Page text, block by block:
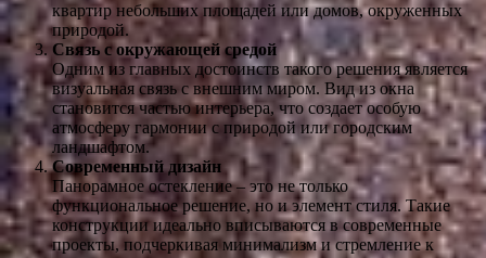
квартир небольших площадей или домов, окруженных
природой.
Связь с окружающей средой
Одним из главных достоинств такого решения является
визуальная связь с внешним миром. Вид из окна
становится частью интерьера, что создает особую
атмосферу гармонии с природой или городским
ландшафтом.
Современный дизайн
Панорамное остекление – это не только
функциональное решение, но и элемент стиля. Такие
конструкции идеально вписываются в современные
проекты, подчеркивая минимализм и стремление к